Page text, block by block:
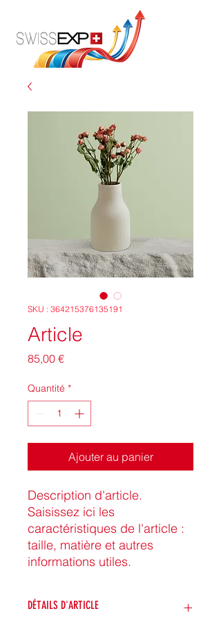
SKU : 364215376135191
Article
85,00 €Prix
Quantité *
Ajouter au panier
Description d'article.
Saisissez ici les
caractéristiques de l'article :
taille, matière et autres
informations utiles.
DÉTAILS D'ARTICLE